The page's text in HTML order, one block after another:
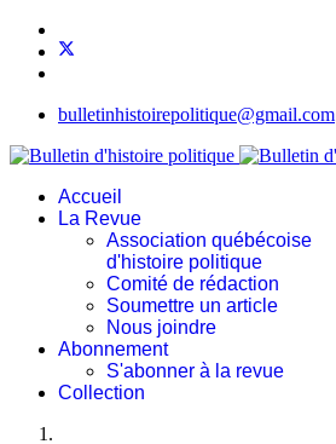
bulletinhistoirepolitique@gmail.com
Accueil
La Revue
Association québécoise
d'histoire politique
Comité de rédaction
Soumettre un article
Nous joindre
Abonnement
S'abonner à la revue
Collection